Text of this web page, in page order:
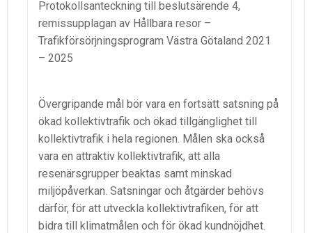
Protokollsanteckning till beslutsärende 4,
remissupplagan av Hållbara resor –
Trafikförsörjningsprogram Västra Götaland 2021
– 2025
Övergripande mål bör vara en fortsätt satsning på
ökad kollektivtrafik och ökad tillgänglighet till
kollektivtrafik i hela regionen. Målen ska också
vara en attraktiv kollektivtrafik, att alla
resenärsgrupper beaktas samt minskad
miljöpåverkan. Satsningar och åtgärder behövs
därför, för att utveckla kollektivtrafiken, för att
bidra till klimatmålen och för ökad kundnöjdhet.